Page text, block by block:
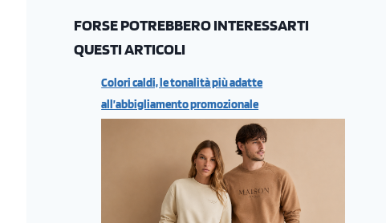
FORSE POTREBBERO INTERESSARTI
QUESTI ARTICOLI
Colori caldi, le tonalità più adatte
all’abbigliamento promozionale